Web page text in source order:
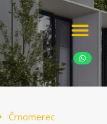
Črnomerec